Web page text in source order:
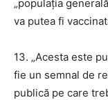
„populația
va putea fi
13. „Acesta este
fie un semnal de
publică pe care